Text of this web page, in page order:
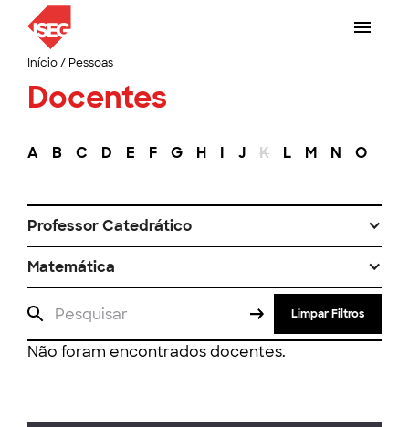
Início/ Pessoas
Docentes
A B C D E F G H I J K L M N O
Professor Catedrático
Matemática
Limpar Filtros
Não foram encontrados docentes.